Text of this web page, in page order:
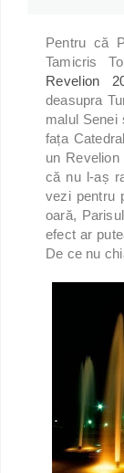
Pentru că
Tamicris
Revelion
deasupra
malul Senei
fața
un
că nu l-aș
vezi pentru
oară,
efect ar
De ce nu